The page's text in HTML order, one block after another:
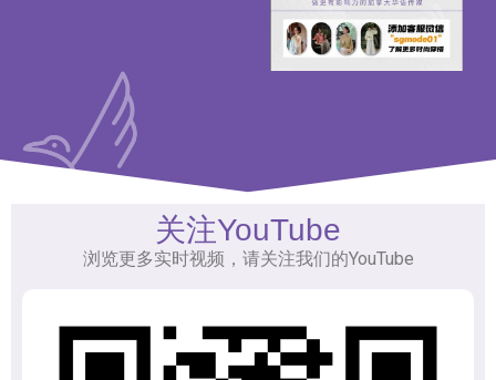
关注YouTube
浏览更多实时视频，请关注我们的YouTube